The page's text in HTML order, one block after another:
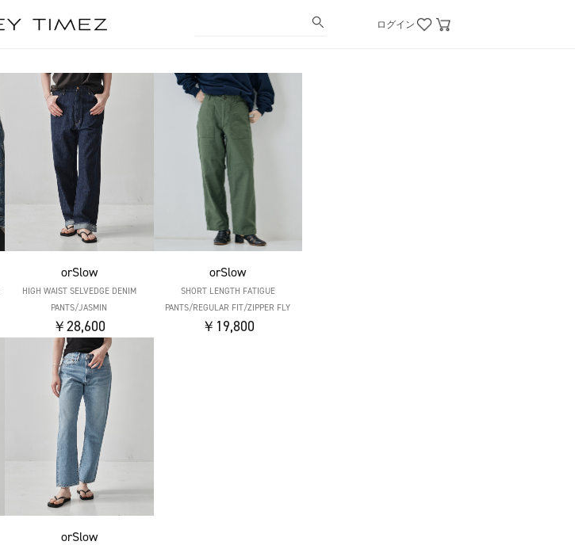
ログイン
orSlow
HIGH WAIST SELVEDGE DENIM
PANTS/JASMIN
￥28,600
orSlow
SHORT LENGTH FATIGUE
PANTS/REGULAR FIT/ZIPPER FLY
￥19,800
orSlow